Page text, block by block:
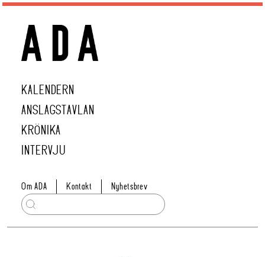
KALENDERN
ANSLAGSTAVLAN
KRÖNIKA
INTERVJU
Om ADA Kontakt Nyhetsbrev